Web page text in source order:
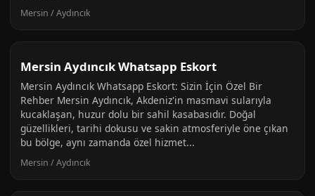
Mersin / Aydıncık
Mersin Aydıncık Whatsapp Eskort
Mersin Aydıncık Whatsapp Eskort: Sizin İçin Özel Bir
Rehber Mersin Aydıncık, Akdeniz'in masmavi sularıyla
kucaklaşan, huzur dolu bir sahil kasabasıdır. Doğal
güzellikleri, tarihi dokusu ve sakin atmosferiyle öne çıkan
bu bölge, aynı zamanda özel hizmet...
Mersin / Aydıncık